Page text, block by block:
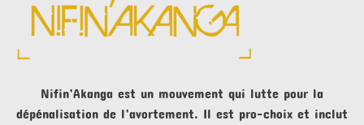
Nifin’Akanga est un mouvement qui lutte pour la
dépénalisation de l’avortement. Il est pro-choix et inclut